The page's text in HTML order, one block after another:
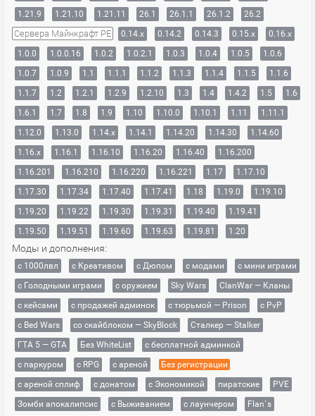
1.21.9
1.21.10 1.21.11 26.1 26.1.1 26.1.2 26.2
Сервера Майнкрафт PE 0.14.x 0.14.2 0.14.3 0.15.x
0.16.x
1.0.0
1.0.0.16 1.0.2 1.0.2.1 1.0.3 1.0.4 1.0.5
1.0.6
1.0.7
1.0.9 1.1 1.1.1 1.1.2 1.1.3 1.1.4 1.1.5
1.1.6
1.1.7
1.2 1.2.1 1.2.9 1.2.10 1.3 1.4 1.4.2 1.5
1.6
1.6.1
1.7 1.8 1.9 1.10 1.10.0 1.10.1 1.11
1.11.1
1.12.0
1.13.0 1.14.x 1.14.1 1.14.20 1.14.30
1.14.60
1.16.x
1.16.1 1.16.10 1.16.20 1.16.40
1.16.200
1.16.201
1.16.210 1.16.220 1.16.221 1.17
1.17.10
1.17.30
1.17.34 1.17.40 1.17.41 1.18 1.19.0
1.19.10
1.19.20
1.19.22 1.19.30 1.19.31 1.19.40
1.19.41
1.19.50
1.19.51 1.19.60 1.19.63 1.19.81 1.20
Моды и дополнения:
с 1000лвл c Креативом с Дюпом с модами
с мини играми
с Голодными играми
с оружием Sky Wars
ClanWar — Кланы
с кейсами
с продажей админок с тюрьмой — Prison
с PvP
с Bed Wars
со скайблоком — SkyBlock
Сталкер — Stalker
ГТА 5 — GTA
Без WhiteList
с бесплатной админкой
с паркуром
с RPG с ареной
Без регистрации
с ареной сплиф
с донатом с Экономикой пиратские
PVE
Зомби апокалипсис
с Выживанием с лаунчером
Flan`s